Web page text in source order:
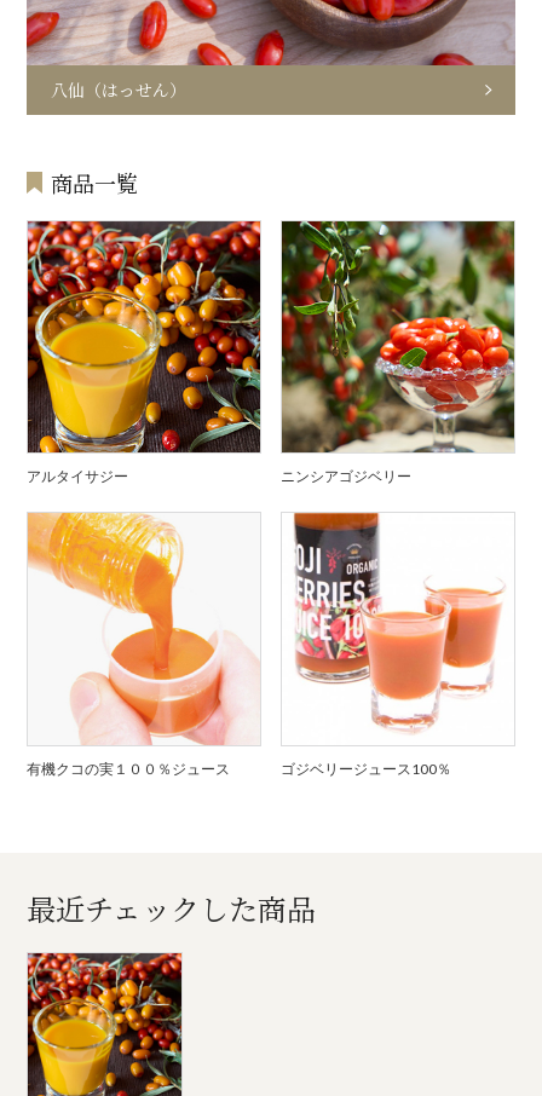
八仙（はっせん）
商品一覧
アルタイサジー ニンシアゴジベリー
有機クコの実１００％ジュース ゴジベリージュース100％
最近チェックした商品